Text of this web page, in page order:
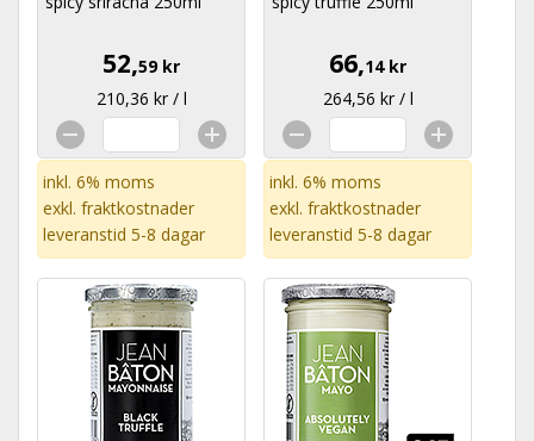
52,59 kr
210,36 kr / l
inkl. 6% moms
exkl. fraktkostnader
leveranstid 5-8 dagar
66,14 kr
264,56 kr / l
inkl. 6% moms
exkl. fraktkostnader
leveranstid 5-8 dagar